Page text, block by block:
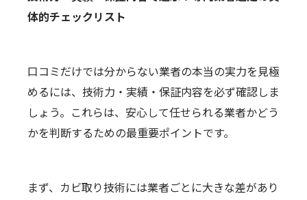
体的チェックリスト
口コミだけでは分からない業者の本当の実力を見極
めるには、技術力・実績・保証内容を必ず確認しま
しょう。これらは、安心して任せられる業者かどう
かを判断するための最重要ポイントです。
まず、カビ取り技術には業者ごとに大きな差があり